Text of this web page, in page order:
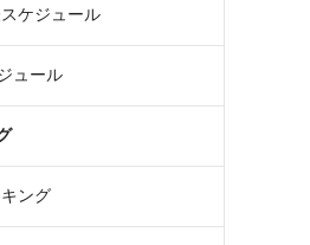
ケジュール
ュール
ング